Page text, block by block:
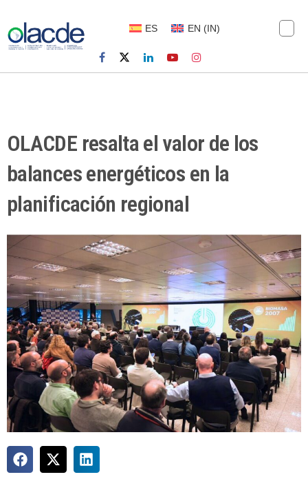
ES EN (IN)
OLACDE resalta el valor de los
balances energéticos en la
planificación regional